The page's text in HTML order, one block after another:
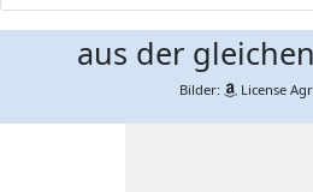
aus der
Bilder: License